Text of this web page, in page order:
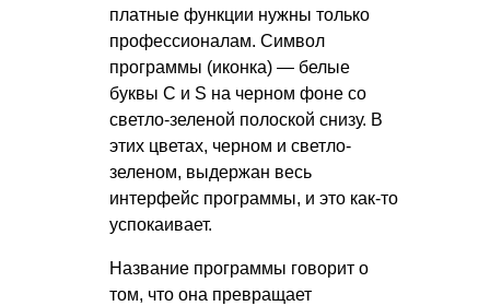
платные функции нужны только
профессионалам. Символ
программы (иконка) — белые
буквы C и S на черном фоне со
светло-зеленой полоской снизу. В
этих цветах, черном и светло-
зеленом, выдержан весь
интерфейс программы, и это как-то
успокаивает.
Название программы говорит о
том, что она превращает